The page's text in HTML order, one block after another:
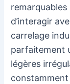
d’interagir
carrelage
parfaitement
légères